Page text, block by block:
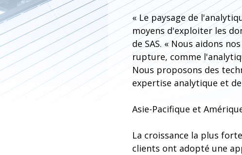
« Le paysage de
moyens d'exploiter les
de SAS. « Nous aidons
rupture, comme
Nous proposons des
expertise analytique et
Asie-Pacifique et
La croissance la plus
clients ont adopté une